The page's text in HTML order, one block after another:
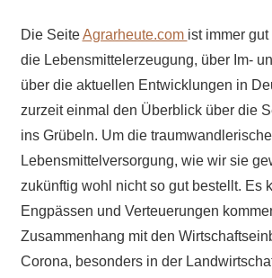
Die SeiteAgrarheute.com ist immer
die Lebensmittelerzeugung, über Im-
über die aktuellen Entwicklungen in
zurzeit einmal den Überblick über die
ins Grübeln. Um die
Lebensmittelversorgung, wie wir sie
zukünftig wohl nicht so gut bestellt. Es
Engpässen und Verteuerungen
Zusammenhang mit den
Corona, besonders in der